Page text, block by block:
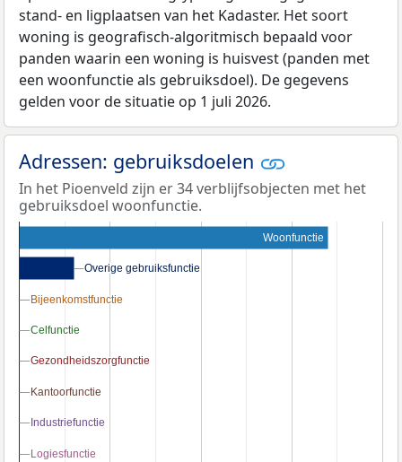
stand- en ligplaatsen van het Kadaster. Het soort
woning is geografisch-algoritmisch bepaald voor
panden waarin een woning is huisvest (panden met
een woonfunctie als gebruiksdoel). De gegevens
gelden voor de situatie op 1 juli 2026.
Adressen: gebruiksdoelen
In het Pioenveld zijn er 34 verblijfsobjecten met het
gebruiksdoel woonfunctie.
Woonfunctie
Overige gebruiksfunctie
Overige gebruiksfunctie
Bijeenkomstfunctie
Bijeenkomstfunctie
Celfunctie
Celfunctie
Gezondheidszorgfunctie
Gezondheidszorgfunctie
Kantoorfunctie
Kantoorfunctie
Industriefunctie
Industriefunctie
Logiesfunctie
Logiesfunctie